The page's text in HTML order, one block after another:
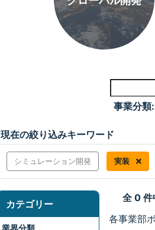
事業分類:
現在の絞り込みキーワード
シミュレーション開発 実装
カテゴリー
業界分類
全 0
各事業部